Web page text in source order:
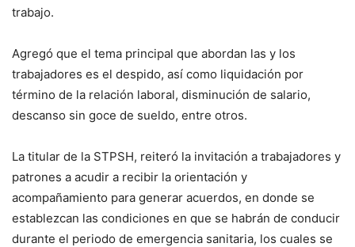
trabajo.
Agregó que el tema principal que abordan las y los
trabajadores es el despido, así como liquidación por
término de la relación laboral, disminución de salario,
descanso sin goce de sueldo, entre otros.
La titular de la STPSH, reiteró la invitación a trabajadores y
patrones a acudir a recibir la orientación y
acompañamiento para generar acuerdos, en donde se
establezcan las condiciones en que se habrán de conducir
durante el periodo de emergencia sanitaria, los cuales se